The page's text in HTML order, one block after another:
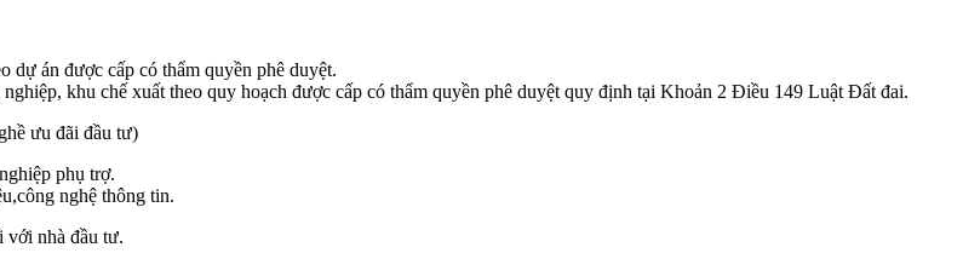
dự án được cấp có thẩm quyền phê duyệt.
khu chế xuất theo quy hoạch được cấp có thẩm quyền phê duyệt quy định tại Khoản 2 Điều 149 Luật Đất đai.
ưu đãi đầu tư)
phụ trợ.
nghệ thông tin.
với nhà đầu tư.